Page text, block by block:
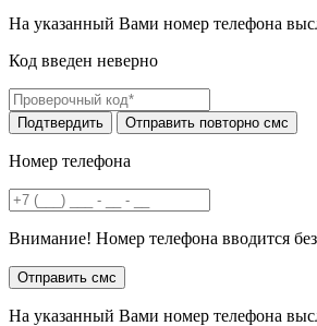
На указанный Вами номер телефона
Код введен неверно
Номер телефона
Внимание! Номер телефона вводится
На указанный Вами номер телефона